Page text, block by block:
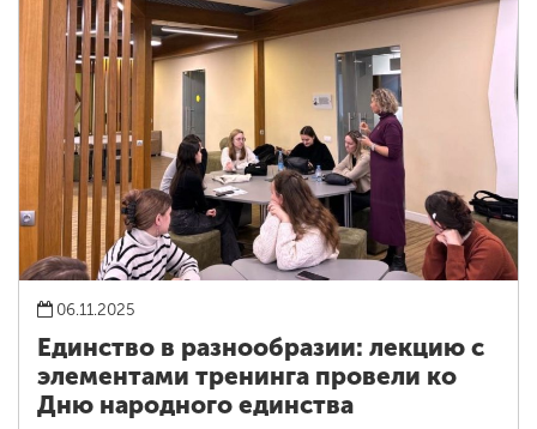
06.11.2025
Единство в разнообразии: лекцию с
элементами тренинга провели ко
Дню народного единства